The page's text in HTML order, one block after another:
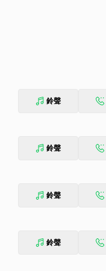
鈴聲
鈴聲
鈴聲
鈴聲